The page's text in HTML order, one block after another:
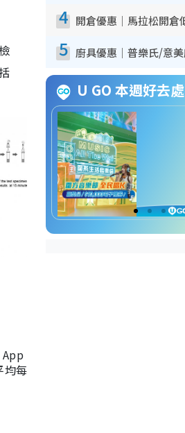
均每
4
5
U GO 本週好去處